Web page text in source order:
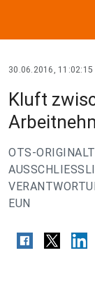
30.06.2016, 11:02:15
Kluft
OTS-
EUN